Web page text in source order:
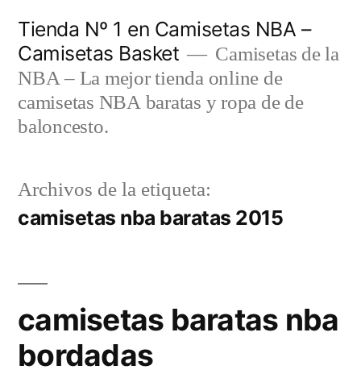
contenido
Tienda Nº 1 en Camisetas NBA –
Camisetas Basket
Camisetas de la
NBA – La mejor tienda online de
camisetas NBA baratas y ropa de de
baloncesto.
Archivos de la etiqueta:
camisetas nba baratas 2015
camisetas baratas nba
bordadas